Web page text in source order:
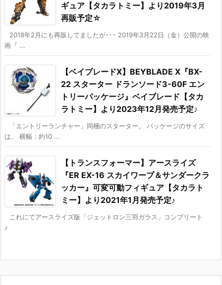
ギュア【タカラトミー】より2019年3月
再販予定☆
2018年2月にも再販してましたが･･･ 2019年3月22日（金）公開の映
画『 ...
【ベイブレードX】BEYBLADE X『BX-
22 スターター ドランソード3-60F エン
トリーパッケージ』ベイブレード【タカ
ラトミー】より2023年12月発売予定♪
「エントリーランチャー」同梱のスターター。 パッケージのサイズ
は、 横幅：約10 ...
【トランスフォーマー】アースライズ
『ER EX-16 スカイワープ＆サンダークラ
ッカー』可変可動フィギュア【タカラト
ミー】より2021年1月発売予定♪
これにてアースライズ版「ジェットロン三羽ガラス」コンプリート
♪